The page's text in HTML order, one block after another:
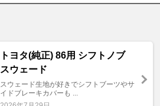
トヨタ(純正) 86用 シフトノブ
スウェード
スウェード生地が好きでシフトブーツやサ
イドブレーキカバーも ...